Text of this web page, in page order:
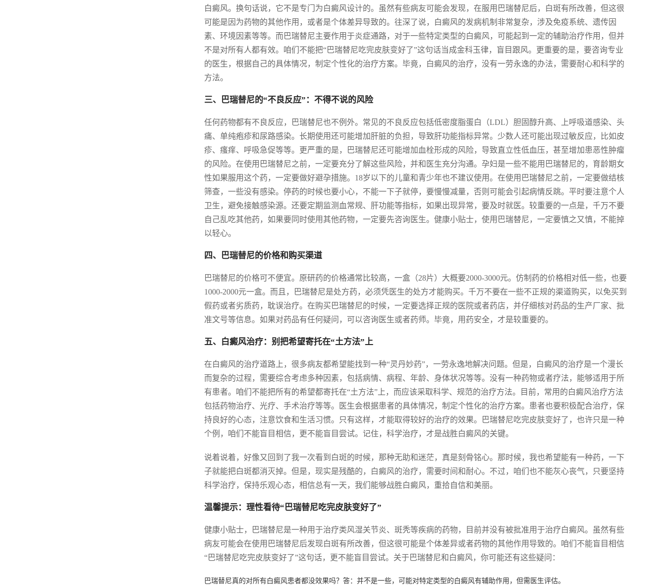
白癜风。换句话说，它不是专门为白癜风设计的。虽然有些病友可能会发现，在服用巴瑞替尼后，白斑有所改善，但这很
可能是因为药物的其他作用，或者是个体差异导致的。往深了说，白癜风的发病机制非常复杂，涉及免疫系统、遗传因
素、环境因素等等。而巴瑞替尼主要作用于炎症通路，对于一些特定类型的白癜风，可能起到一定的辅助治疗作用，但并
不是对所有人都有效。咱们不能把“巴瑞替尼吃完皮肤变好了”这句话当成金科玉律，盲目跟风。更重要的是，要咨询专业
的医生，根据自己的具体情况，制定个性化的治疗方案。毕竟，白癜风的治疗，没有一劳永逸的办法，需要耐心和科学的
方法。
三、巴瑞替尼的“不良反应”：不得不说的风险
任何药物都有不良反应，巴瑞替尼也不例外。常见的不良反应包括低密度脂蛋白（LDL）胆固醇升高、上呼吸道感染、头
痛、单纯疱疹和尿路感染。长期使用还可能增加肝脏的负担，导致肝功能指标异常。少数人还可能出现过敏反应，比如皮
疹、瘙痒、呼吸急促等等。更严重的是，巴瑞替尼还可能增加血栓形成的风险，导致直立性低血压，甚至增加患恶性肿瘤
的风险。在使用巴瑞替尼之前，一定要充分了解这些风险，并和医生充分沟通。孕妇是一些不能用巴瑞替尼的，育龄期女
性如果服用这个药，一定要做好避孕措施。18岁以下的儿童和青少年也不建议使用。在使用巴瑞替尼之前，一定要做结核
筛查，一些没有感染。停药的时候也要小心，不能一下子就停，要慢慢减量，否则可能会引起病情反跳。平时要注意个人
卫生，避免接触感染源。还要定期监测血常规、肝功能等指标，如果出现异常，要及时就医。较重要的一点是，千万不要
自己乱吃其他药，如果要同时使用其他药物，一定要先咨询医生。健康小贴士，使用巴瑞替尼，一定要慎之又慎，不能掉
以轻心。
四、巴瑞替尼的价格和购买渠道
巴瑞替尼的价格可不便宜。原研药的价格通常比较高，一盒（28片）大概要2000-3000元。仿制药的价格相对低一些，也要
1000-2000元一盒。而且，巴瑞替尼是处方药，必须凭医生的处方才能购买。千万不要在一些不正规的渠道购买，以免买到
假药或者劣质药，耽误治疗。在购买巴瑞替尼的时候，一定要选择正规的医院或者药店，并仔细核对药品的生产厂家、批
准文号等信息。如果对药品有任何疑问，可以咨询医生或者药师。毕竟，用药安全，才是较重要的。
五、白癜风治疗：别把希望寄托在“土方法”上
在白癜风的治疗道路上，很多病友都希望能找到一种“灵丹妙药”，一劳永逸地解决问题。但是，白癜风的治疗是一个漫长
而复杂的过程，需要综合考虑多种因素，包括病情、病程、年龄、身体状况等等。没有一种药物或者疗法，能够适用于所
有患者。咱们不能把所有的希望都寄托在“土方法”上，而应该采取科学、规范的治疗方法。目前，常用的白癜风治疗方法
包括药物治疗、光疗、手术治疗等等。医生会根据患者的具体情况，制定个性化的治疗方案。患者也要积极配合治疗，保
持良好的心态，注意饮食和生活习惯。只有这样，才能取得较好的治疗的效果。巴瑞替尼吃完皮肤变好了，也许只是一种
个例，咱们不能盲目相信，更不能盲目尝试。记住，科学治疗，才是战胜白癜风的关键。
说着说着，好像又回到了我一次看到白斑的时候，那种无助和迷茫，真是刻骨铭心。那时候，我也希望能有一种药，一下
子就能把白斑都消灭掉。但是，现实是残酷的，白癜风的治疗，需要时间和耐心。不过，咱们也不能灰心丧气，只要坚持
科学治疗，保持乐观心态，相信总有一天，我们能够战胜白癜风，重拾自信和美丽。
温馨提示：理性看待“巴瑞替尼吃完皮肤变好了”
健康小贴士，巴瑞替尼是一种用于治疗类风湿关节炎、斑秃等疾病的药物，目前并没有被批准用于治疗白癜风。虽然有些
病友可能会在使用巴瑞替尼后发现白斑有所改善，但这很可能是个体差异或者药物的其他作用导致的。咱们不能盲目相信
“巴瑞替尼吃完皮肤变好了”这句话，更不能盲目尝试。关于巴瑞替尼和白癜风，你可能还有这些疑问：
巴瑞替尼真的对所有白癜风患者都没效果吗？答：并不是一些，可能对特定类型的白癜风有辅助作用，但需医生评估。